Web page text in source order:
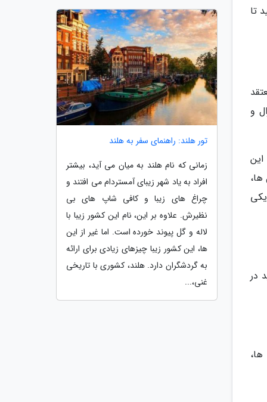
تا
گورخر، غزال و
یکی
در
ها،
تور هلند: راهنمای سفر به هلند
زمانی که نام هلند به میان می آید، بیشتر
افراد به یاد شهر زیبای آمستردام می افتند و
چراغ های زیبا و کافی شاپ های بی
نظیرش. علاوه بر این، نام این کشور زیبا با
لاله و گل پیوند خورده است. اما غیر از این
ها، این کشور زیبا چیزهای زیادی برای ارائه
به گردشگران دارد. هلند، کشوری با تاریخی
غنی،...